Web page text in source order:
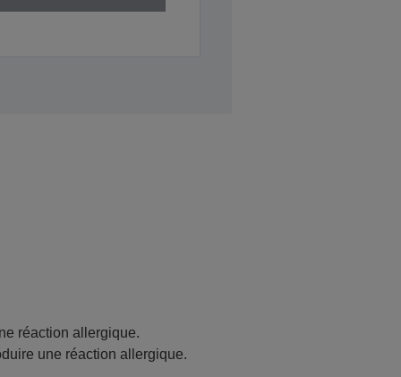
réaction allergique.
une réaction allergique.